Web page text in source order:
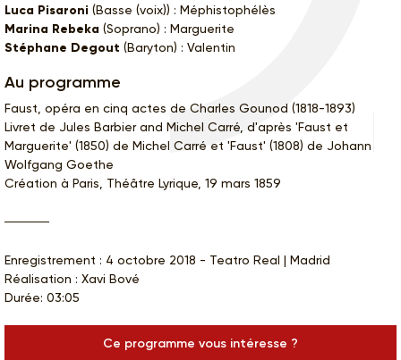
Luca Pisaroni (Basse (voix)) : Méphistophélès
Marina Rebeka (Soprano) : Marguerite
Stéphane Degout (Baryton) : Valentin
Au programme
Faust, opéra en cinq actes de Charles Gounod (1818-1893)
Livret de Jules Barbier and Michel Carré, d'après 'Faust et
Marguerite' (1850) de Michel Carré et 'Faust' (1808) de Johann
Wolfgang Goethe
Création à Paris, Théâtre Lyrique, 19 mars 1859
Enregistrement : 4 octobre 2018 - Teatro Real | Madrid
Réalisation : Xavi Bové
Durée: 03:05
Ce programme vous intéresse ?